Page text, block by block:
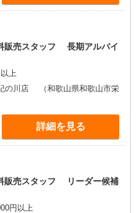
販売スタッフ 長期アルバイ
上
の川店 （和歌山県和歌山市栄
詳細を見る
販売スタッフ リーダー候補
円以上